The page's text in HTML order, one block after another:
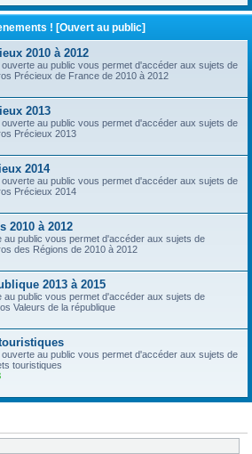
! [Ouvert au public]
2010 à 2012
au public vous permet d'accéder aux sujets de
Précieux de France de 2010 à 2012
2013
au public vous permet d'accéder aux sujets de
Précieux 2013
2014
au public vous permet d'accéder aux sujets de
Précieux 2014
2010 à 2012
au public vous permet d'accéder aux sujets de
des Régions de 2010 à 2012
2013 à 2015
au public vous permet d'accéder aux sujets de
Valeurs de la république
au public vous permet d'accéder aux sujets de
touristiques